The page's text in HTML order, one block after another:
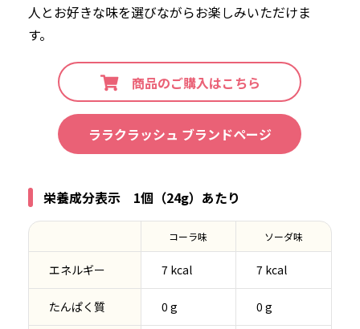
人とお好きな味を選びながらお楽しみいただけま
す。
商品のご購入はこちら
ララクラッシュ ブランドページ
栄養成分表示 1個（24g）あたり
コーラ味 ソーダ味
エネルギー 7 kcal 7 kcal
たんぱく質 0 g 0 g